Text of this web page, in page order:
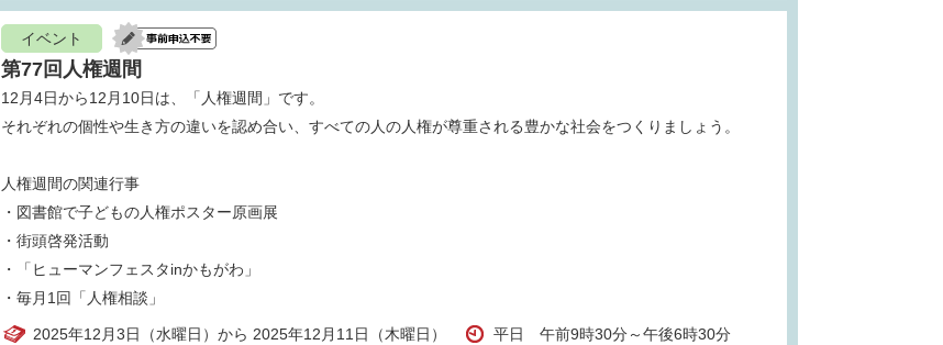
イベント
第77回人権週間
12月4日から12月10日は、「人権週間」です。
それぞれの個性や生き方の違いを認め合い、すべての人の人権が尊重される豊かな社会をつくりましょう。
人権週間の関連行事
・図書館で子どもの人権ポスター原画展
・街頭啓発活動
・「ヒューマンフェスタinかもがわ」
・毎月1回「人権相談」
2025年12月3日（水曜日）から 2025年12月11日（木曜日）
平日 午前9時30分～午後6時30分